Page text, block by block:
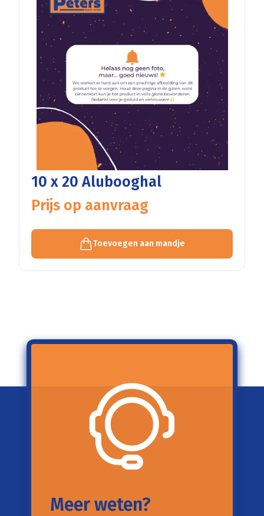
10 x 20 Alubooghal
Prijs op aanvraag
Toevoegen aan mandje
Meer weten?